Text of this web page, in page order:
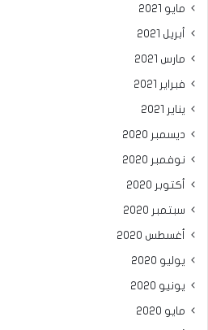
مايو 2021
أبريل 2021
مارس 2021
فبراير 2021
يناير 2021
ديسمبر 2020
نوفمبر 2020
أكتوبر 2020
سبتمبر 2020
أغسطس 2020
يوليو 2020
يونيو 2020
مايو 2020